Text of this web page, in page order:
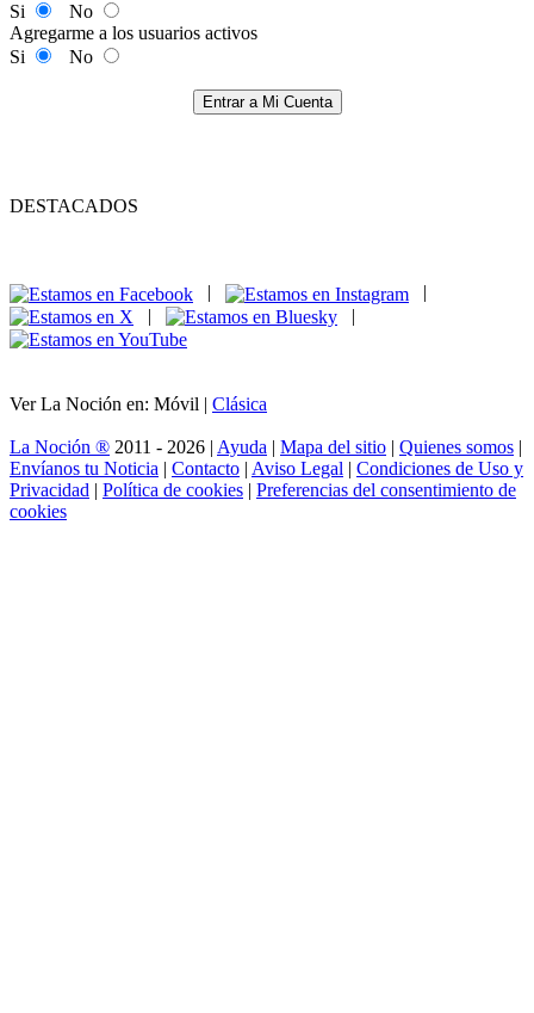
Si
No
Agregarme a los usuarios activos
Si
No
Entrar a Mi Cuenta
DESTACADOS
|
|
Ver La Noción en: Móvil | Clásica
La Noción ® 2011 - 2026 | Ayuda | Mapa del sitio | Quienes somos |
Envíanos tu Noticia | Contacto | Aviso Legal | Condiciones de Uso y
Privacidad | Política de cookies | Preferencias del consentimiento de
cookies